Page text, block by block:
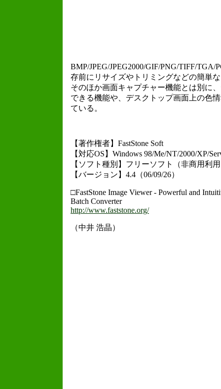
BMP/JPEG/JPEG2000/GIF/PNG/TIFF/
存前にリサイズやトリミングなどの簡単
そのほか画面キャプチャー機能とは別に
できる機能や、デスクトップ画面上の色
ている。
【著作権者】FastStone Soft
【対応OS】Windows 98/Me/NT/2000/XP/
【ソフト種別】フリーソフト（非商用利
【バージョン】4.4（06/09/26）
□FastStone Image Viewer - Powerful and
Batch Converter
http://www.faststone.org/
（中井 浩晶）